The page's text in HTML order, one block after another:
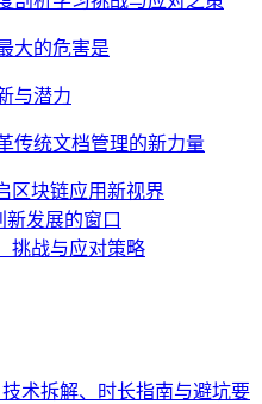
大的危害是
与潜力
传统文档管理的新力量
区块链应用新视界
新发展的窗口
挑战与应对策略
术拆解、时长指南与避坑要